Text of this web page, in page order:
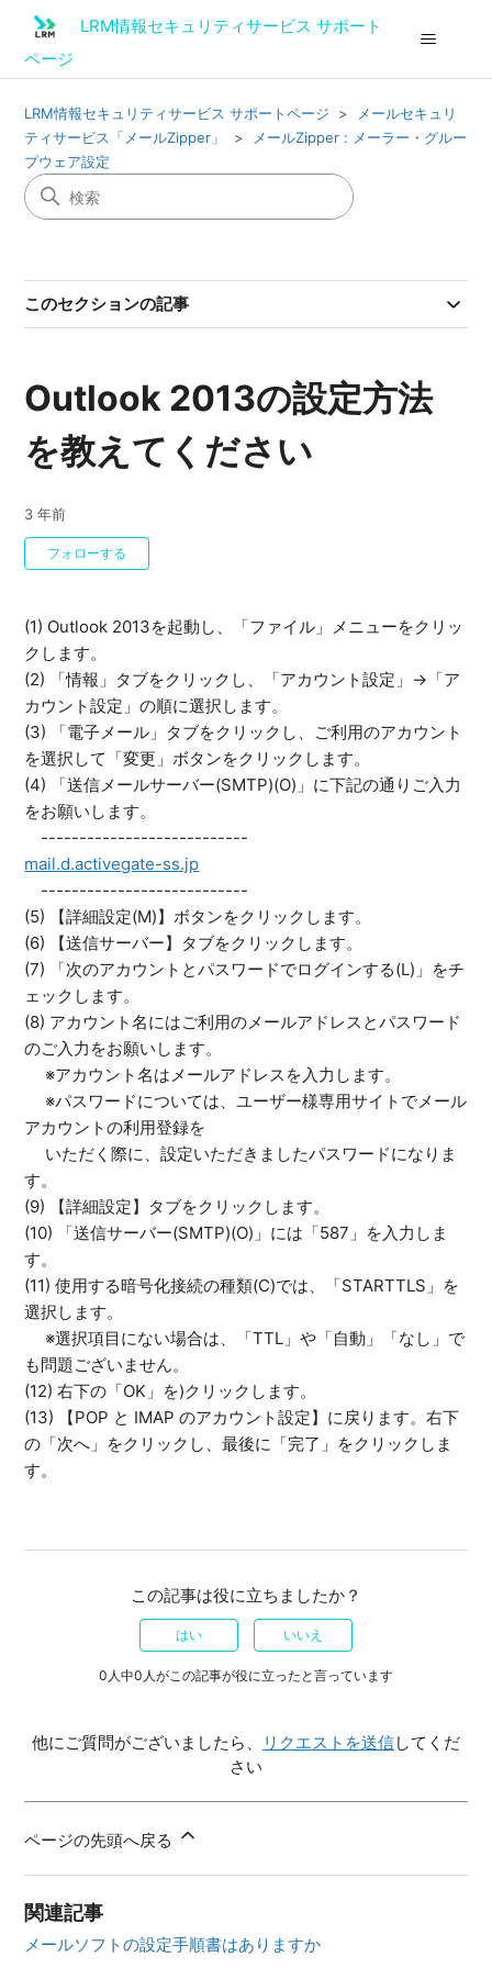
LRM情報セキュリティサービス サポート
ページ
LRM情報セキュリティサービス サポートページ
メールセキュリ
ティサービス「メールZipper」
メールZipper : メーラー・グルー
プウェア設定
このセクションの記事
Outlook 2013の設定方法
を教えてください
3 年前
フォローする
(1) Outlook 2013を起動し、「ファイル」メニューをクリッ
クします。
(2) 「情報」タブをクリックし、「アカウント設定」→「ア
カウント設定」の順に選択します。
(3) 「電子メール」タブをクリックし、ご利用のアカウント
を選択して「変更」ボタンをクリックします。
(4) 「送信メールサーバー(SMTP)(O)」に下記の通りご入力
をお願いします。
---------------------------
mail.d.activegate-ss.jp
---------------------------
(5) 【詳細設定(M)】ボタンをクリックします。
(6) 【送信サーバー】タブをクリックします。
(7) 「次のアカウントとパスワードでログインする(L)」をチ
ェックします。
(8) アカウント名にはご利用のメールアドレスとパスワード
のご入力をお願いします。
※アカウント名はメールアドレスを入力します。
※パスワードについては、ユーザー様専用サイトでメール
アカウントの利用登録を
いただく際に、設定いただきましたパスワードになりま
す。
(9) 【詳細設定】タブをクリックします。
(10) 「送信サーバー(SMTP)(O)」には「587」を入力しま
す。
(11) 使用する暗号化接続の種類(C)では、「STARTTLS」を
選択します。
※選択項目にない場合は、「TTL」や「自動」「なし」で
も問題ございません。
(12) 右下の「OK」を)クリックします。
(13) 【POP と IMAP のアカウント設定】に戻ります。右下
の「次へ」をクリックし、最後に「完了」をクリックしま
す。
この記事は役に立ちましたか？
はい いいえ
0人中0人がこの記事が役に立ったと言っています
他にご質問がございましたら、 リクエストを送信してくだ
さい
ページの先頭へ戻る
関連記事
メールソフトの設定手順書はありますか